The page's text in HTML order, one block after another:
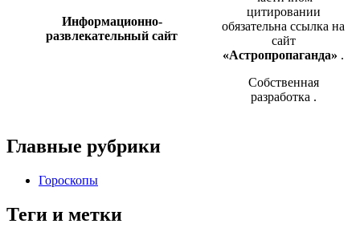
Информационно-
развлекательный сайт
цитировании
обязательна ссылка на
сайт
«Астропропаганда» .
Собственная
разработка .
Главные рубрики
Гороскопы
Теги и метки